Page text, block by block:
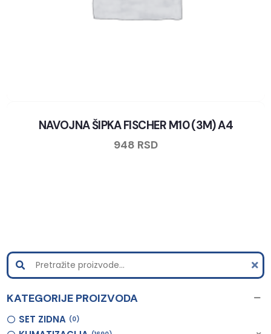
NAVOJNA ŠIPKA FISCHER M10 (3M) A4
948 RSD
KATEGORIJE PROIZVODA
SET ZIDNA 0